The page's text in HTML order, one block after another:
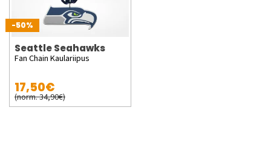
-50%
Seattle Seahawks
Fan Chain Kaulariipus
17,50€
(norm. 34,90€)